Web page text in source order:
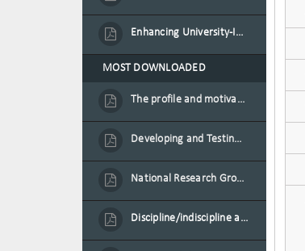
Enhancing University-Industry Collaboration for Sustainability through Multimedia Creation and Innovative Service Learning
MOST DOWNLOADED
The profile and motivation of women entrepreneurs in Mauritius
Developing and Testing a Conceptual Model on Plastic Card Adoption for emerging countries: A case of Mauritius
National Research Group on Road Traffic
Discipline/indiscipline and violence in secondary schools